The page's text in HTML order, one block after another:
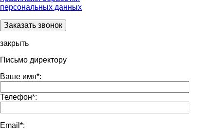
персональных данных
закрыть
Письмо директору
Ваше имя*:
Телефон*:
Email *: